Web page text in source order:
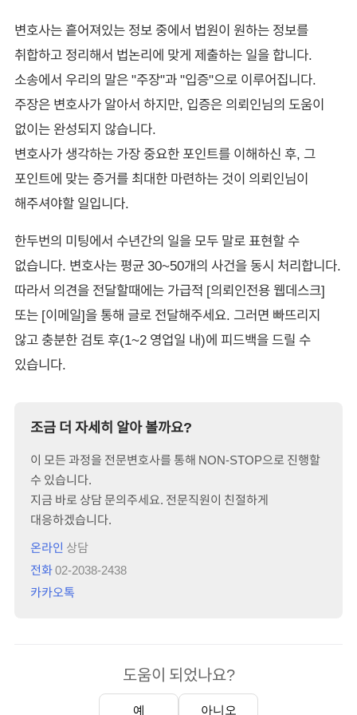
변호사는 흩어져있는 정보 중에서 법원이 원하는 정보를
취합하고 정리해서 법논리에 맞게 제출하는 일을 합니다.
소송에서 우리의 말은 "주장"과 "입증"으로 이루어집니다.
주장은 변호사가 알아서 하지만, 입증은 의뢰인님의 도움이
없이는 완성되지 않습니다.
변호사가 생각하는 가장 중요한 포인트를 이해하신 후, 그
포인트에 맞는 증거를 최대한 마련하는 것이 의뢰인님이
해주셔야할 일입니다.
한두번의 미팅에서 수년간의 일을 모두 말로 표현할 수
없습니다. 변호사는 평균 30~50개의 사건을 동시 처리합니다.
따라서 의견을 전달할때에는 가급적 [의뢰인전용 웹데스크]
또는 [이메일]을 통해 글로 전달해주세요. 그러면 빠뜨리지
않고 충분한 검토 후(1~2 영업일 내)에 피드백을 드릴 수
있습니다.
조금 더 자세히 알아 볼까요?
이 모든 과정을 전문변호사를 통해 NON-STOP으로 진행할
수 있습니다.
지금 바로 상담 문의주세요. 전문직원이 친절하게
대응하겠습니다.
온라인 상담
전화02-2038-2438
카카오톡
도움이 되었나요?
예 아니오